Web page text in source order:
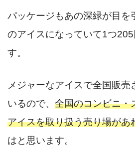
パッケージもあの深緑が目を
のアイスになっていて1つ
す。
メジャーなアイスで全国販売
いるので、 全国のコンビニ・
アイスを取り扱う売り場があ
はと思います。